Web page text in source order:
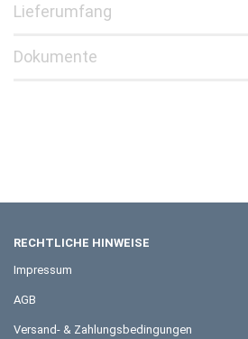
Lieferumfang
Dokumente
RECHTLICHE HINWEISE
Impressum
AGB
Versand- & Zahlungsbedingungen